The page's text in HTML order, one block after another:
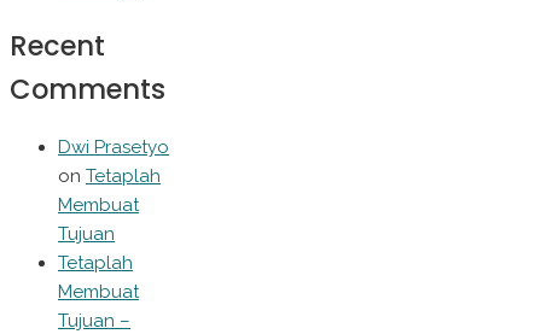
Recent
Comments
Dwi Prasetyo
on Tetaplah
Membuat
Tujuan
Tetaplah
Membuat
Tujuan –